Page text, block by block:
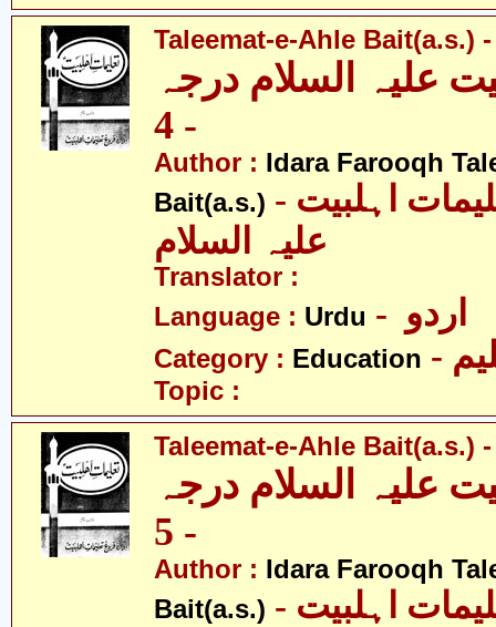
Taleemat-e-Ahle Bait(a.s.)
علیہ السلام درجہ
- 4
Author : Idara Farooqh
Bait(a.s.) - ادارہ فروغ تعلیمات اہلبیت
علیہ السلام
Translator :
Language : Urdu
Category : Education
Topic :
Taleemat-e-Ahle Bait(a.s.)
علیہ السلام درجہ
- 5
Author : Idara Farooqh
Bait(a.s.) - ادارہ فروغ تعلیمات اہلبیت